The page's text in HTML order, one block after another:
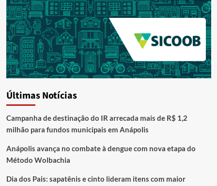
Últimas Notícias
Campanha de destinação do IR arrecada mais de R$ 1,2
milhão para fundos municipais em Anápolis
Anápolis avança no combate à dengue com nova etapa do
Método Wolbachia
Dia dos Pais: sapatênis e cinto lideram itens com maior